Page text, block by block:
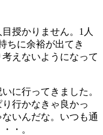
授かりません。1人
ちに余裕が出てき
えないようになって
に行ってきました。
行かなきゃ良かっ
いんだな。いつも通
・。